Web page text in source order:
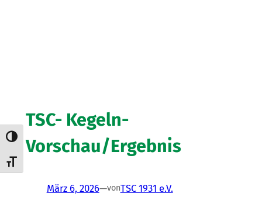
Umschalten auf hohe Kontraste
Schrift vergrößern
TSC- Kegeln-
Vorschau/Ergebnis
März 6, 2026—vonTSC 1931 e.V.